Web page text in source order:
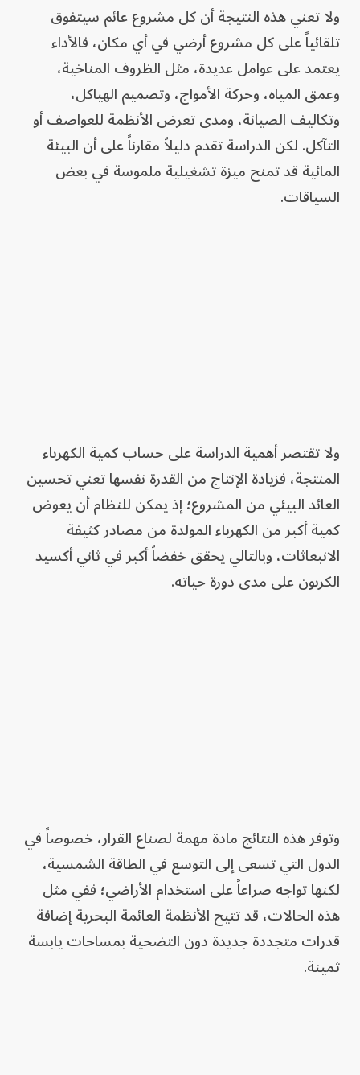
ولا تعني هذه النتيجة أن كل مشروع عائم سيتفوق
تلقائياً على كل مشروع أرضي في أي مكان، فالأداء
يعتمد على عوامل عديدة، مثل الظروف المناخية،
وعمق المياه، وحركة الأمواج، وتصميم الهياكل،
وتكاليف الصيانة، ومدى تعرض الأنظمة للعواصف أو
التآكل. لكن الدراسة تقدم دليلاً مقارناً على أن البيئة
المائية قد تمنح ميزة تشغيلية ملموسة في بعض
السياقات.
ولا تقتصر أهمية الدراسة على حساب كمية الكهرباء
المنتجة، فزيادة الإنتاج من القدرة نفسها تعني تحسين
العائد البيئي من المشروع؛ إذ يمكن للنظام أن يعوض
كمية أكبر من الكهرباء المولدة من مصادر كثيفة
الانبعاثات، وبالتالي يحقق خفضاً أكبر في ثاني أكسيد
الكربون على مدى دورة حياته.
وتوفر هذه النتائج مادة مهمة لصناع القرار، خصوصاً في
الدول التي تسعى إلى التوسع في الطاقة الشمسية،
لكنها تواجه صراعاً على استخدام الأراضي؛ ففي مثل
هذه الحالات، قد تتيح الأنظمة العائمة البحرية إضافة
قدرات متجددة جديدة دون التضحية بمساحات يابسة
ثمينة.